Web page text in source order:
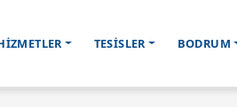
TESİSLER BODRUM